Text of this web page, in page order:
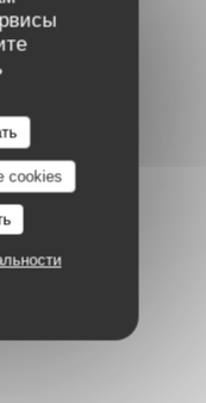
cookies